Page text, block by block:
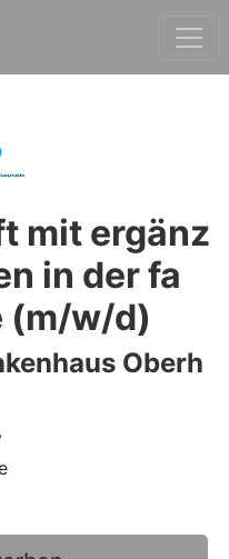
mit ergänz
in der fa
(m/w/d)
Oberh